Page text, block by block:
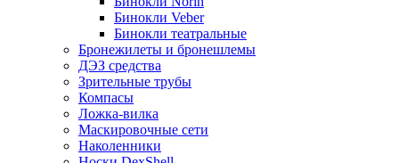
Бинокли Veber
Бинокли театральные
Бронежилеты и бронешлемы
ДЭЗ средства
Зрительные трубы
Компасы
Ложка-вилка
Маскировочные сети
Наколенники